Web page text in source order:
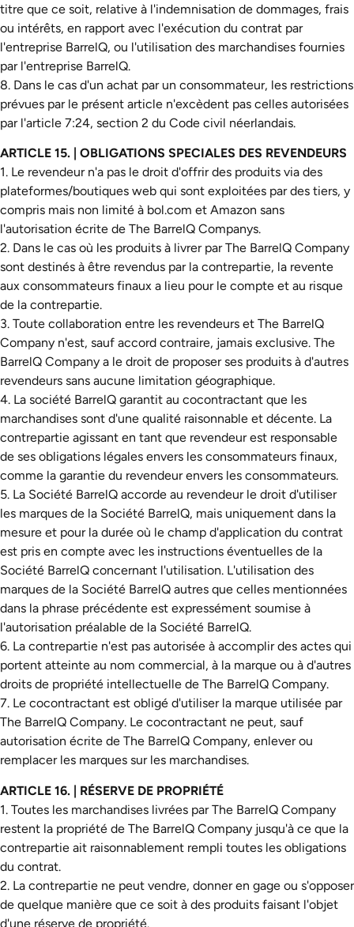
titre que ce soit, relative à l'indemnisation de dommages, frais
ou intérêts, en rapport avec l'exécution du contrat par
l'entreprise BarrelQ, ou l'utilisation des marchandises fournies
par l'entreprise BarrelQ.
8. Dans le cas d'un achat par un consommateur, les restrictions
prévues par le présent article n'excèdent pas celles autorisées
par l'article 7:24, section 2 du Code civil néerlandais.
ARTICLE 15. | OBLIGATIONS SPECIALES DES REVENDEURS
1. Le revendeur n'a pas le droit d'offrir des produits via des
plateformes/boutiques web qui sont exploitées par des tiers, y
compris mais non limité à bol.com et Amazon sans
l'autorisation écrite de The BarrelQ Companys.
2. Dans le cas où les produits à livrer par The BarrelQ Company
sont destinés à être revendus par la contrepartie, la revente
aux consommateurs finaux a lieu pour le compte et au risque
de la contrepartie.
3. Toute collaboration entre les revendeurs et The BarrelQ
Company n'est, sauf accord contraire, jamais exclusive. The
BarrelQ Company a le droit de proposer ses produits à d'autres
revendeurs sans aucune limitation géographique.
4. La société BarrelQ garantit au cocontractant que les
marchandises sont d'une qualité raisonnable et décente. La
contrepartie agissant en tant que revendeur est responsable
de ses obligations légales envers les consommateurs finaux,
comme la garantie du revendeur envers les consommateurs.
5. La Société BarrelQ accorde au revendeur le droit d'utiliser
les marques de la Société BarrelQ, mais uniquement dans la
mesure et pour la durée où le champ d'application du contrat
est pris en compte avec les instructions éventuelles de la
Société BarrelQ concernant l'utilisation. L'utilisation des
marques de la Société BarrelQ autres que celles mentionnées
dans la phrase précédente est expressément soumise à
l'autorisation préalable de la Société BarrelQ.
6. La contrepartie n'est pas autorisée à accomplir des actes qui
portent atteinte au nom commercial, à la marque ou à d'autres
droits de propriété intellectuelle de The BarrelQ Company.
7. Le cocontractant est obligé d'utiliser la marque utilisée par
The BarrelQ Company. Le cocontractant ne peut, sauf
autorisation écrite de The BarrelQ Company, enlever ou
remplacer les marques sur les marchandises.
ARTICLE 16. | RÉSERVE DE PROPRIÉTÉ
1. Toutes les marchandises livrées par The BarrelQ Company
restent la propriété de The BarrelQ Company jusqu'à ce que la
contrepartie ait raisonnablement rempli toutes les obligations
du contrat.
2. La contrepartie ne peut vendre, donner en gage ou s'opposer
de quelque manière que ce soit à des produits faisant l'objet
d'une réserve de propriété.